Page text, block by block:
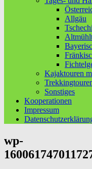
Allgäu
Kajaktouren
Sonstiges
Kooperationen
Impressum
wp-